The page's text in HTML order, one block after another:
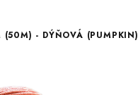
(50M) - DÝŇOVÁ (PUMPKIN)